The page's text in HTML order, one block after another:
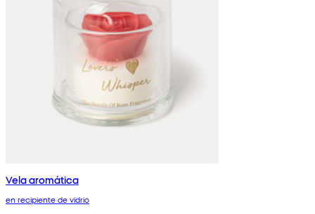
Vela aromática
en recipiente de vidrio